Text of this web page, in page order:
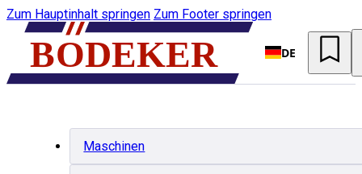
Zum Hauptinhalt springen Zum Footer springen
DE
Maschinen